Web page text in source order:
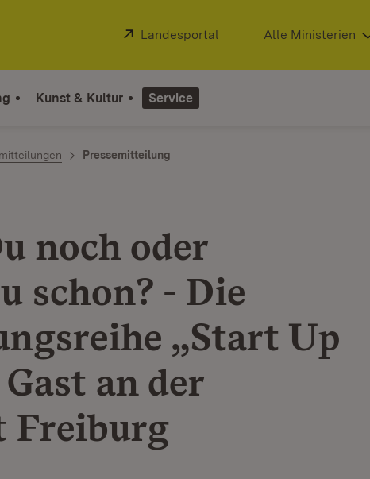
Extern:
Landesportal (Öffnet in neuem Fenster)
Alle Ministerien
Kunst & Kultur Service
Pressemitteilung
noch oder
schon? - Die
„Start Up
an der
Freiburg